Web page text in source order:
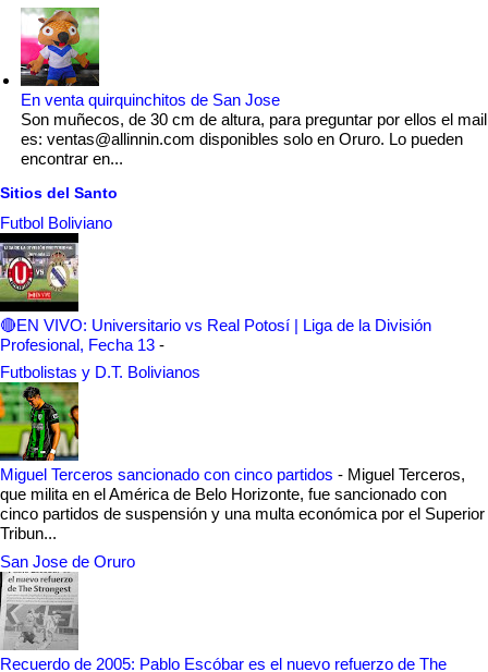
En venta quirquinchitos de San Jose
Son muñecos, de 30 cm de altura, para preguntar por ellos el mail
es: ventas@allinnin.com disponibles solo en Oruro. Lo pueden
encontrar en...
Sitios del Santo
Futbol Boliviano
🔴EN VIVO: Universitario vs Real Potosí | Liga de la División
Profesional, Fecha 13 -
Futbolistas y D.T. Bolivianos
Miguel Terceros sancionado con cinco partidos - Miguel Terceros,
que milita en el América de Belo Horizonte, fue sancionado con
cinco partidos de suspensión y una multa económica por el Superior
Tribun...
San Jose de Oruro
Recuerdo de 2005: Pablo Escóbar es el nuevo refuerzo de The